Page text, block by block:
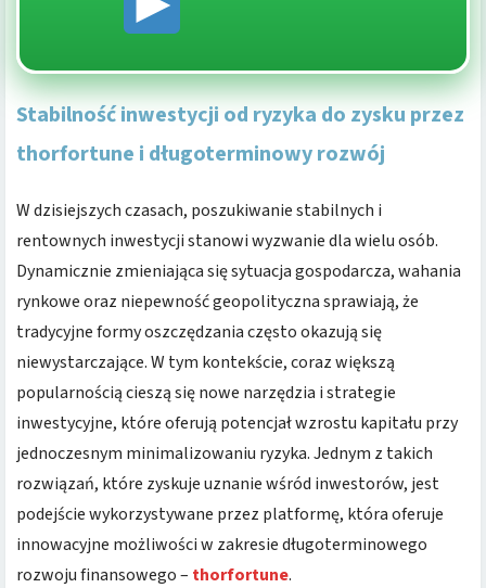
Stabilność inwestycji od ryzyka do zysku przez
thorfortune i długoterminowy rozwój
W dzisiejszych czasach, poszukiwanie stabilnych i
rentownych inwestycji stanowi wyzwanie dla wielu osób.
Dynamicznie zmieniająca się sytuacja gospodarcza, wahania
rynkowe oraz niepewność geopolityczna sprawiają, że
tradycyjne formy oszczędzania często okazują się
niewystarczające. W tym kontekście, coraz większą
popularnością cieszą się nowe narzędzia i strategie
inwestycyjne, które oferują potencjał wzrostu kapitału przy
jednoczesnym minimalizowaniu ryzyka. Jednym z takich
rozwiązań, które zyskuje uznanie wśród inwestorów, jest
podejście wykorzystywane przez platformę, która oferuje
innowacyjne możliwości w zakresie długoterminowego
rozwoju finansowego – thorfortune.